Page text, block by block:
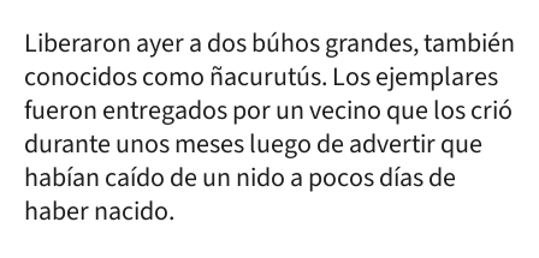
Liberaron ayer a dos búhos grandes, también
conocidos como ñacurutús. Los ejemplares
fueron entregados por un vecino que los crió
durante unos meses luego de advertir que
habían caído de un nido a pocos días de
haber nacido.